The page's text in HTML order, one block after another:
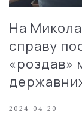
На
справу
«роздав»
2024-04-20